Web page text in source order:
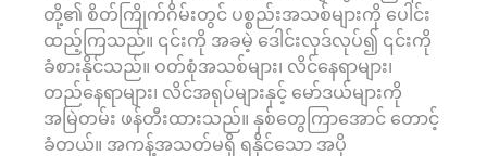
တို့၏ စိတ်ကြိုက်ဂိမ်းတွင် ပစ္စည်းအသစ်များကို ပေါင်း
ထည့်ကြသည်။ ၎င်းကို အခမဲ့ ဒေါင်းလုဒ်လုပ်၍ ၎င်းကို
ခံစားနိုင်သည်။ ဝတ်စုံအသစ်များ၊ လိင်နေရာများ၊
တည်နေရာများ၊ လိင်အရုပ်များနှင့် မော်ဒယ်များကို
အမြဲတမ်း ဖန်တီးထားသည်။ နှစ်တွေကြာအောင် တောင့်
ခံတယ်။ အကန့်အသတ်မရှိ ရနိုင်သော အပို